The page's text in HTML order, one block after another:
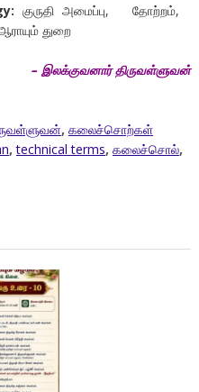
குருதி அமைப்பு, தோற்றம்,
துறை
– இலக்குவனார் திருவள்ளுவன்
, கலைச்சொற்கள்
,technical terms, கலைச்சொல்,